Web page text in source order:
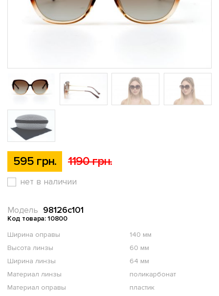
595 грн. 1190 грн.
нет в наличии
98126c101
Модель
Код товара: 10800
Ширина оправы
140 мм
Высота линзы
60 мм
Ширина линзы
64 мм
Материал линзы
поликарбонат
Материал оправы
пластик